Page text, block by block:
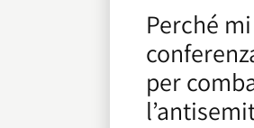
Perché
per